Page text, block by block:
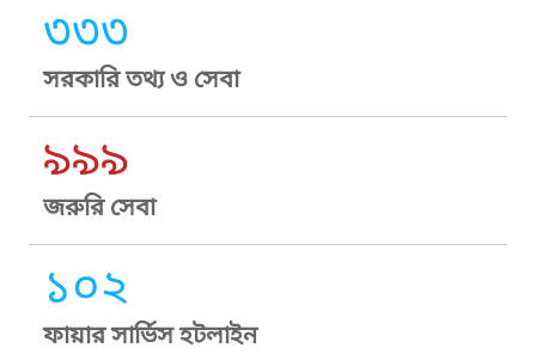
৩৩৩
সরকারি তথ্য ও সেবা
৯৯৯
জরুরি সেবা
১০২
ফায়ার সার্ভিস হটলাইন